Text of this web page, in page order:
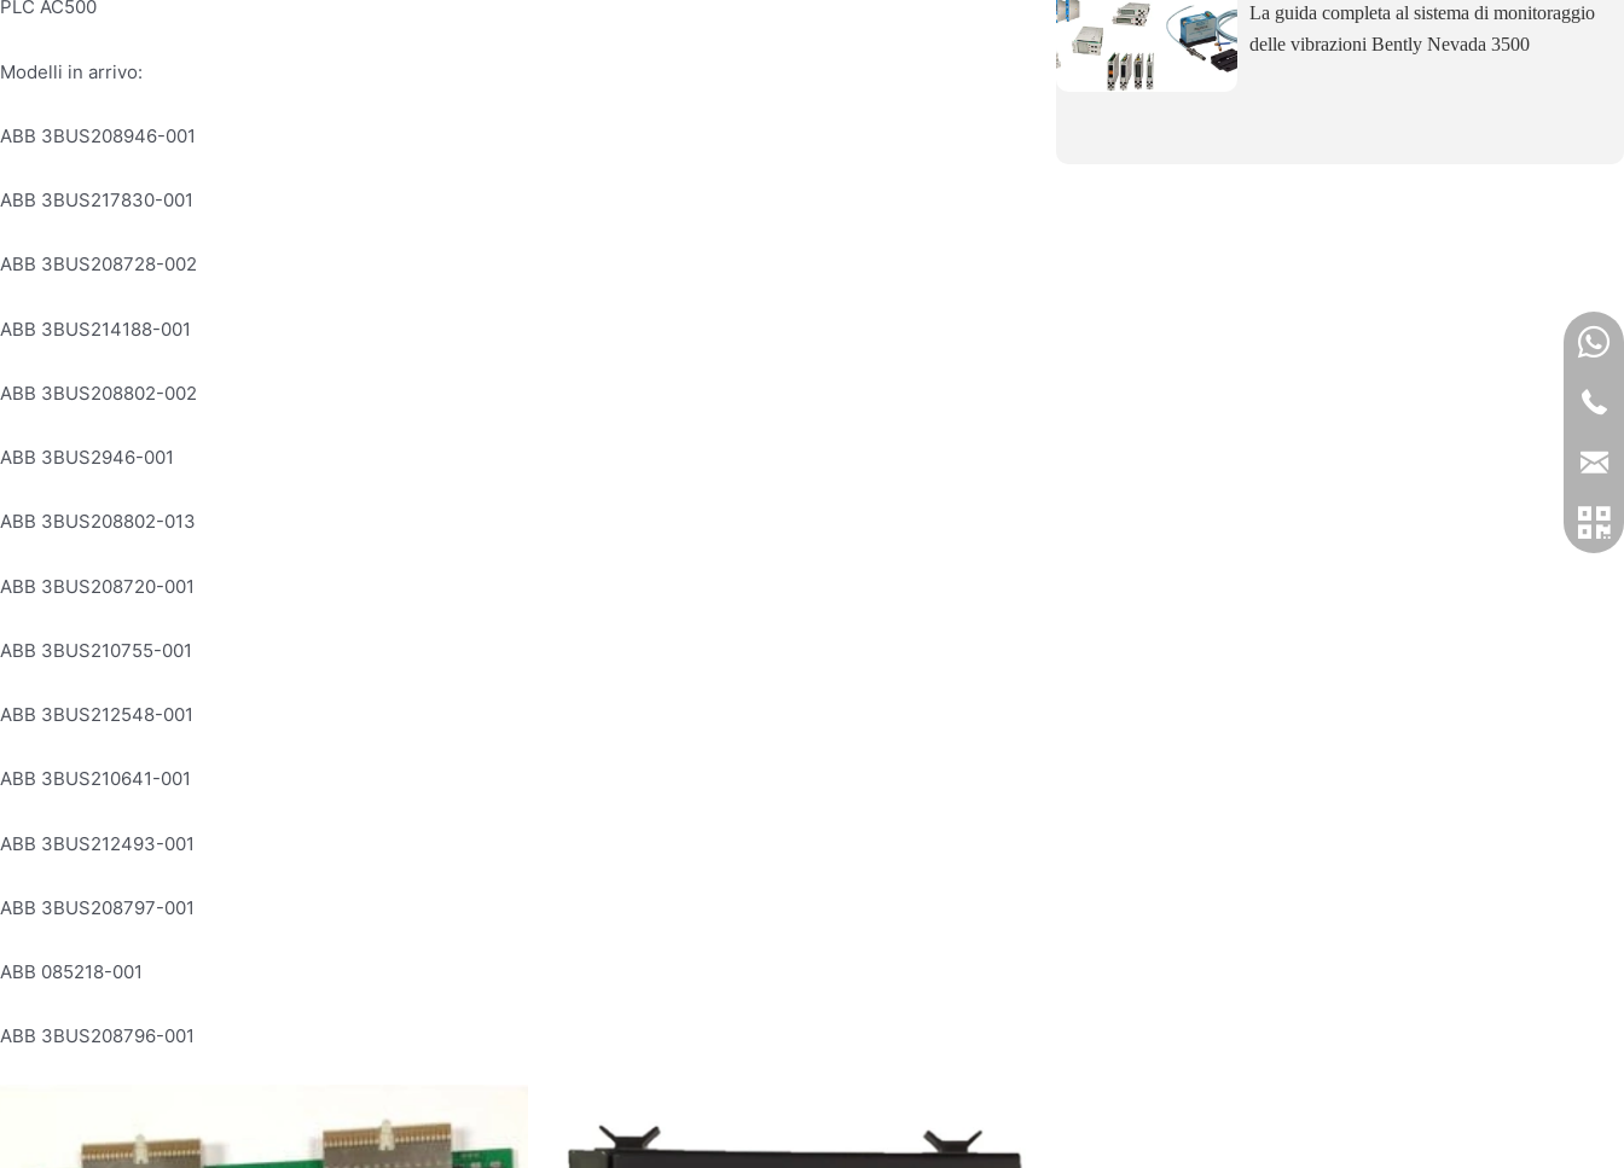
PLC AC500
Modelli in arrivo:
ABB 3BUS208946-001
ABB 3BUS217830-001
ABB 3BUS208728-002
ABB 3BUS214188-001
ABB 3BUS208802-002
ABB 3BUS2946-001
ABB 3BUS208802-013
ABB 3BUS208720-001
ABB 3BUS210755-001
ABB 3BUS212548-001
ABB 3BUS210641-001
ABB 3BUS212493-001
ABB 3BUS208797-001
ABB 085218-001
ABB 3BUS208796-001
La guida completa al sistema di monitoraggio
delle vibrazioni Bently Nevada 3500